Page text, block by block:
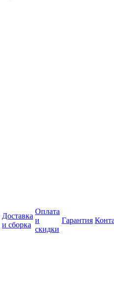
Доставка
и сборка
Оплата
и
скидки
Гарантия